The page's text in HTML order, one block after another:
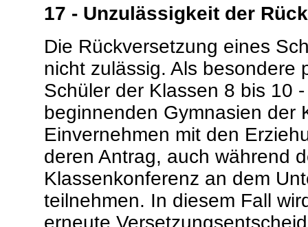
17 - Unzulässigkeit der
Die Rückversetzung eines
nicht zulässig. Als besondere
Schüler der Klassen 8 bis 10
beginnenden Gymnasien der
Einvernehmen mit den
deren Antrag, auch während
Klassenkonferenz an dem
teilnehmen. In diesem Fall
erneute